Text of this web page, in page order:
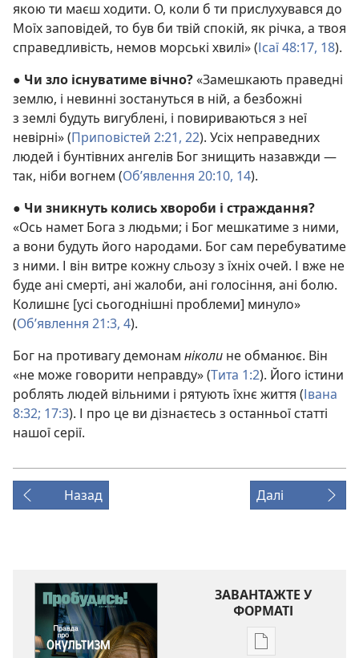
якою ти маєш ходити. О, коли б ти прислухувався до
Моїх заповідей, то був би твій спокій, як річка, а твоя
справедливість, немов морські хвилі» (Ісаї 48:17, 18).
● Чи зло існуватиме вічно?«Замешкають праведні
землю, і невинні зостануться в ній, а безбожні
з землі будуть вигублені, і повириваються з неї
невірні» (Приповістей 2:21, 22). Усіх неправедних
людей і бунтівних ангелів Бог знищить назавжди —
так, ніби вогнем (Об’явлення 20:10, 14).
● Чи зникнуть колись хвороби і страждання?
«Ось намет Бога з людьми; і Бог мешкатиме з ними,
а вони будуть його народами. Бог сам перебуватиме
з ними. І він витре кожну сльозу з їхніх очей. І вже не
буде ані смерті, ані жалоби, ані голосіння, ані болю.
Колишнє [усі сьогоднішні проблеми] минуло»
(Об’явлення 21:3, 4).
Бог на противагу демонам ніколи не обманює. Він
«не може говорити неправду» (Тита 1:2). Його істини
роблять людей вільними і рятують їхнє життя (Івана
8:32; 17:3). І про це ви дізнаєтесь з останньої статті
нашої серії.
Назад Далі
ЗАВАНТАЖТЕ У
ФОРМАТІ
Параметри